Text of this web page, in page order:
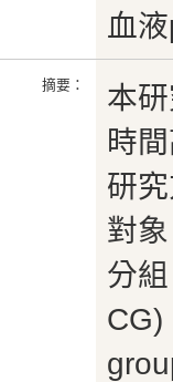
血
摘要：
本
時
研
對
分
CG)